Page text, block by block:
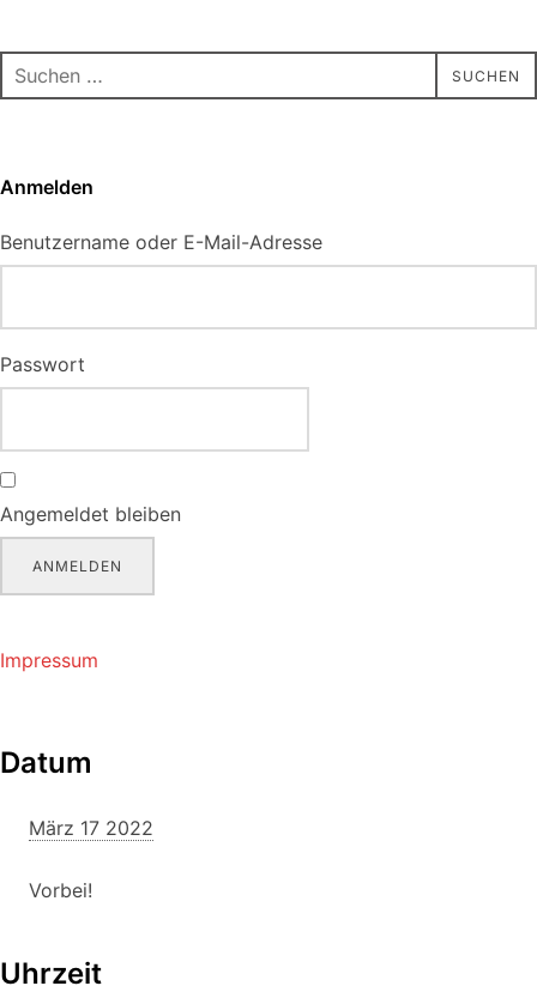
Suchen
nach:
SUCHEN
Anmelden
Benutzername oder E-Mail-Adresse
Passwort
Angemeldet bleiben
ANMELDEN
Impressum
Datum
März 17 2022
Vorbei!
Uhrzeit